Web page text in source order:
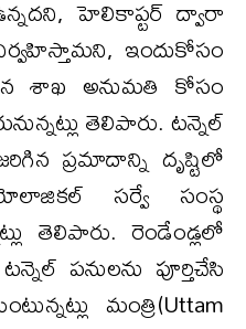
హెలికాప్టర్ ద్వారా
ఇందుకోసం
శాఖ అనుమతి కోసం
తెలిపారు. టన్నెల్
ప్రమాదాన్ని దృష్టిలో
సర్వే సంస్థ
తెలిపారు. రెండేండ్లలో
పనులను పూర్తిచేసి
మంత్రి(Uttam